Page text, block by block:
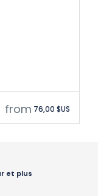
from 76,00 $US
et plus